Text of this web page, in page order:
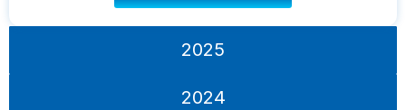
2025
2024